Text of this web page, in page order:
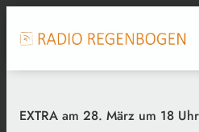
EXTRA am 28. März um 18